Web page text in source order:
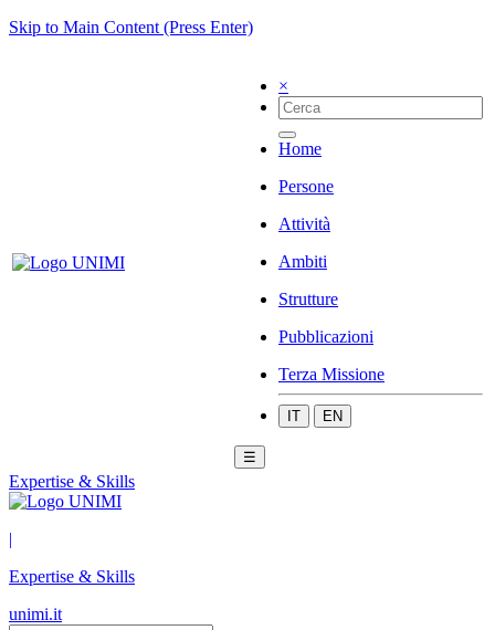
Skip to Main Content (Press Enter)
×
Home
Persone
Attività
Ambiti
Strutture
Pubblicazioni
Terza Missione
IT EN
☰
Expertise & Skills
|
Expertise & Skills
unimi.it